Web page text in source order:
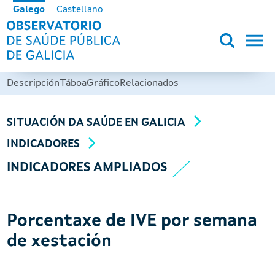
Ir o contido principal
Galego Castellano
OBSERVATORIO DE SALUD
DescripciónTáboaGráficoRelacionados
SITUACIÓN DA SAÚDE EN GALICIA
INDICADORES
INDICADORES AMPLIADOS
Porcentaxe de IVE por semana
de xestación